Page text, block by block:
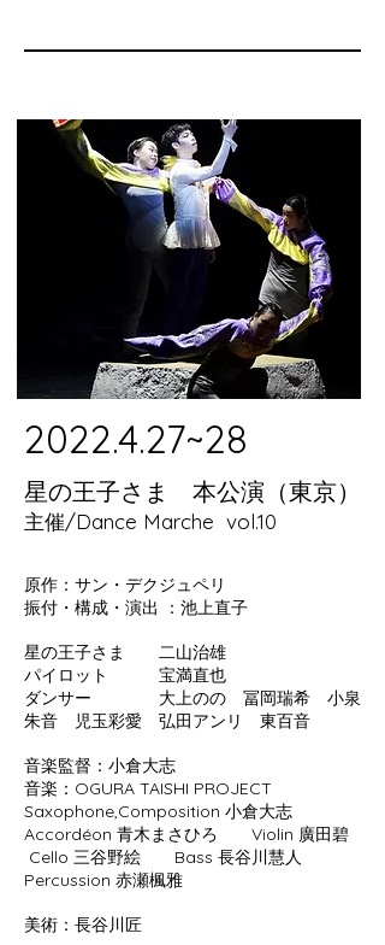
2022.4.27~28
星の王子さま 本公演（東京）
主催/Dance Marche vol.10
原作：サン・デクジュペリ
振付・構成・演出 ：池上直子
星の王子さま 二山治雄
パイロット 宝満直也
ダンサー 大上のの 冨岡瑞希 小泉
朱音 児玉彩愛 弘田アンリ 東百音
音楽監督：小倉大志
音楽：​​​​OGURA TAISHI PROJECT
Saxophone,Composition 小倉大志
Accordéon 青木まさひろ Violin 廣田碧
Cello 三谷野絵 Bass 長谷川慧人
Percussion 赤瀬楓雅
美術：長谷川匠